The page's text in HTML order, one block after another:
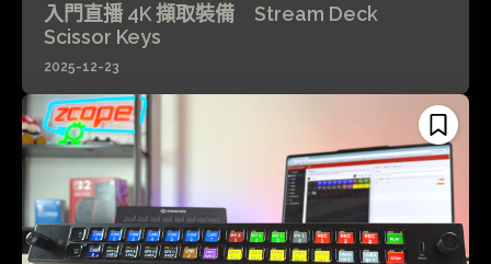
入門直播 4K 擷取裝備 Stream Deck
Scissor Keys
2025-12-23